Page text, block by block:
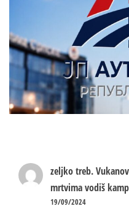
zeljko treb.
mrtvima vodiš
19/09/2024